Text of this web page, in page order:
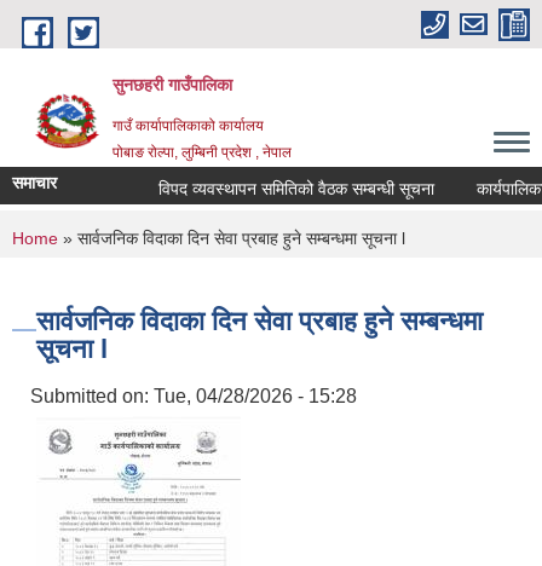
Skip to main content
सुनछहरी गाउँपालिका
गाउँ कार्यापालिकाको कार्यालय
पोबाङ रोल्पा, लुम्बिनी प्रदेश , नेपाल
समाचार विपद व्यवस्थापन समितिको वैठक सम्बन्धी सूचना कार्यपालिका
You are here
Home » सार्वजनिक विदाका दिन सेवा प्रबाह हुने सम्बन्धमा सूचना l
सार्वजनिक विदाका दिन सेवा प्रबाह हुने सम्बन्धमा
सूचना l
Submitted on: Tue, 04/28/2026 - 15:28